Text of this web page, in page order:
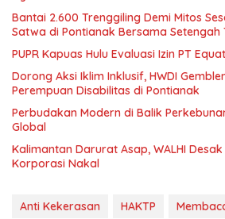
Bantai 2.600 Trenggiling Demi Mitos
Satwa di Pontianak Bersama Setengah
PUPR Kapuas Hulu Evaluasi Izin PT
Dorong Aksi Iklim Inklusif, HWDI
Perempuan Disabilitas di Pontianak
Perbudakan Modern di Balik
Global
Kalimantan Darurat Asap, WALHI
Korporasi Nakal
Anti Kekerasan HAKTP